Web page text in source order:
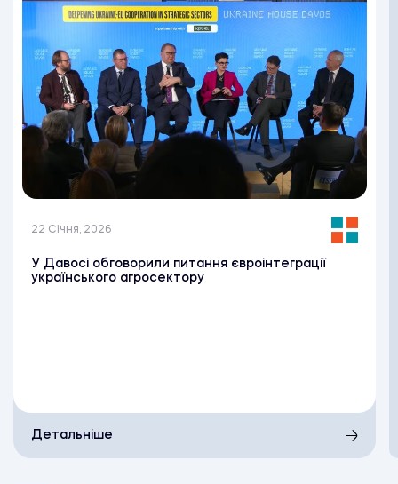
22 Січня, 2026
У Давосі обговорили питання євроінтеграції
українського агросектору
Детальніше